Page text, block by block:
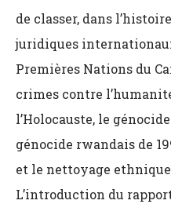
de classer, dans
juridiques
Premières Nations du
crimes contre
l’Holocauste, le
génocide rwandais de
et le nettoyage ethnique
L’introduction du